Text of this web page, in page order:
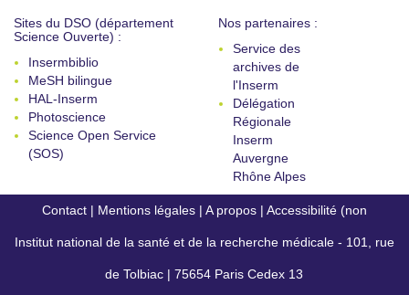
Sites du DSO (département
Science Ouverte) :
Insermbiblio
MeSH bilingue
HAL-Inserm
Photoscience
Science Open Service
(SOS)
Nos partenaires :
Service des
archives de
l'Inserm
Délégation
Régionale
Inserm
Auvergne
Rhône Alpes
Contact | Mentions légales | A propos | Accessibilité (non
conforme)
Institut national de la santé et de la recherche médicale - 101, rue
de Tolbiac | 75654 Paris Cedex 13